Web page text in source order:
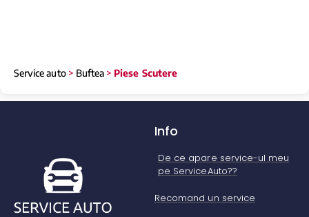
Service auto> Buftea > Piese Scutere
Info
De ce apare service-ul meu
pe ServiceAuto??
Recomand un service